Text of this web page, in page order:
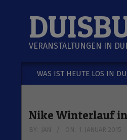
VERANSTALTUNGEN IN
Secondary
WAS IST HEUTE LOS IN
Nike Winterlauf
BY: JAN ON: 1. JANUAR 2015